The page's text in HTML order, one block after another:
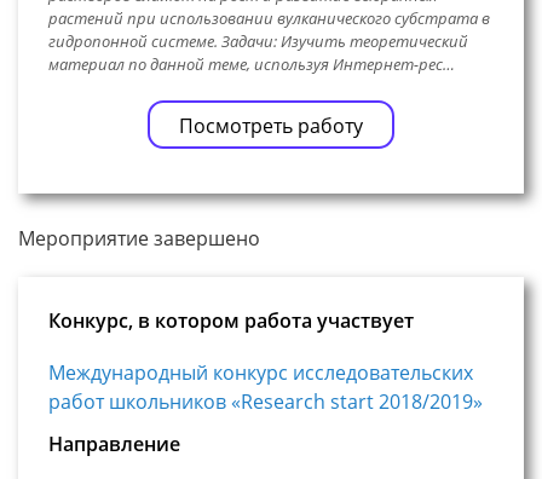
растений при использовании вулканического субстрата в
гидропонной системе. Задачи: Изучить теоретический
материал по данной теме, используя Интернет-рес…
Посмотреть работу
Мероприятие завершено
Конкурс, в котором работа участвует
Международный конкурс исследовательских
работ школьников «Research start 2018/2019»
Направление